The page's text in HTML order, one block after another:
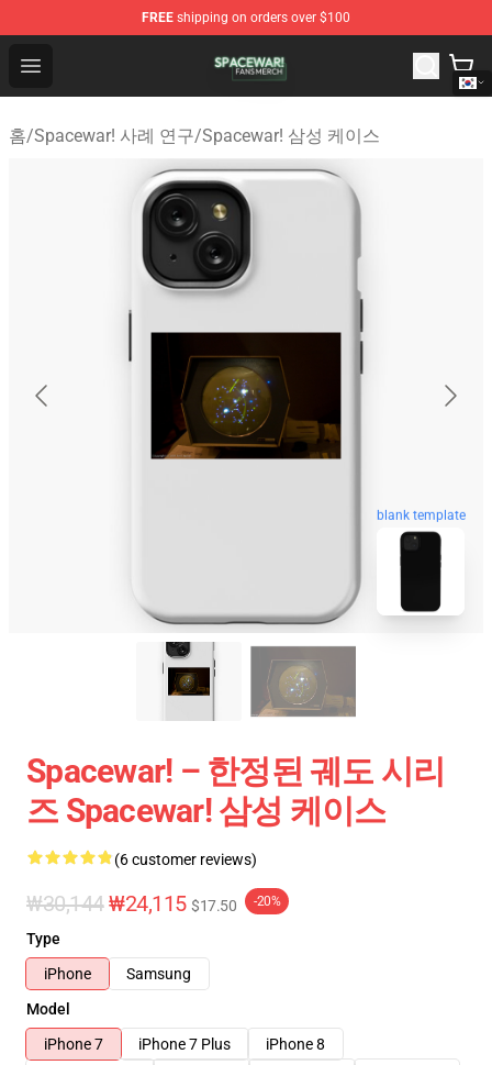
FREE shipping on orders over $100
Open menu
Spacewar! Shop - Official Spacewar! Merchandise Store
홈/Spacewar! 사례 연구/Spacewar! 삼성 케이스
blank template
Spacewar! – 한정된 궤도 시리
즈 Spacewar! 삼성 케이스
(6 customer reviews)
₩30,144₩24,115 $17.50 -20%
Type
iPhone
Samsung
Model
iPhone 7
iPhone 7 Plus
iPhone 8